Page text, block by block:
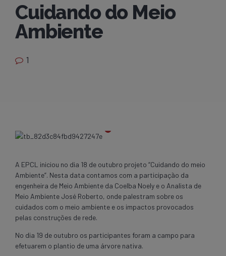
Cuidando do Meio
Ambiente
1
A EPCL iniciou no dia 18 de outubro projeto “Cuidando do meio
Ambiente”. Nesta data contamos com a participação da
engenheira de Meio Ambiente da Coelba Noely e o Analista de
Meio Ambiente José Roberto, onde palestram sobre os
cuidados com o meio ambiente e os impactos provocados
pelas construções de rede.
No dia 19 de outubro os participantes foram a campo para
efetuarem o plantio de uma árvore nativa.